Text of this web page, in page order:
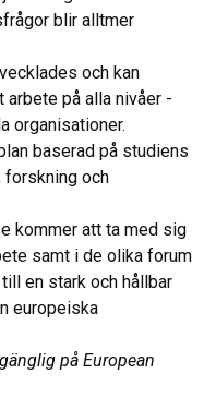
blir alltmer
och kan
på alla nivåer -
organisationer.
baserad på studiens
forskning och
kommer att ta med sig
samt i de olika forum
en stark och hållbar
europeiska
på European